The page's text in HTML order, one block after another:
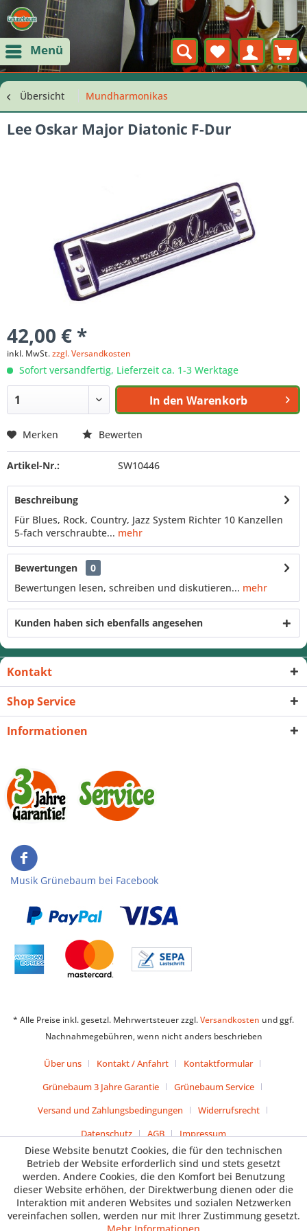
Menü
Übersicht Mundharmonikas
Lee Oskar Major Diatonic F-Dur
42,00 € *
inkl. MwSt.zzgl. Versandkosten
Sofort versandfertig, Lieferzeit ca. 1-3 Werktage
In den Warenkorb
Merken Bewerten
Artikel-Nr.: SW10446
Beschreibung
Für Blues, Rock, Country, Jazz System Richter 10 Kanzellen
5-fach verschraubte... mehr
Bewertungen
0
Bewertungen lesen, schreiben und diskutieren... mehr
Kunden haben sich ebenfalls angesehen
Kontakt
Shop Service
Informationen
Musik Grünebaum bei Facebook
* Alle Preise inkl. gesetzl. Mehrwertsteuer zzgl.Versandkosten und ggf.
Nachnahmegebühren, wenn nicht anders beschrieben
Über uns Kontakt / Anfahrt
Kontaktformular
Grünebaum 3 Jahre Garantie
Grünebaum Service
Versand und Zahlungsbedingungen
Widerrufsrecht
Datenschutz
AGB Impressum
Diese Website benutzt Cookies, die für den technischen
Betrieb der Website erforderlich sind und stets gesetzt
werden. Andere Cookies, die den Komfort bei Benutzung
dieser Website erhöhen, der Direktwerbung dienen oder die
Interaktion mit anderen Websites und sozialen Netzwerken
vereinfachen sollen, werden nur mit Ihrer Zustimmung gesetzt.